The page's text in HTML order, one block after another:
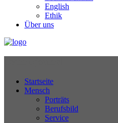
English
Ethik
Über uns
Startseite
Mensch
Porträts
Berufsbild
Service